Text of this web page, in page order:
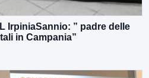
IrpiniaSannio: ” padre delle
in Campania”